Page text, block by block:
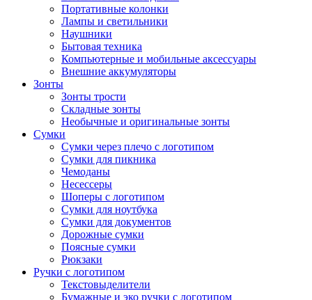
Портативные колонки
Лампы и светильники
Наушники
Бытовая техника
Компьютерные и мобильные аксессуары
Внешние аккумуляторы
Зонты
Зонты трости
Складные зонты
Необычные и оригинальные зонты
Сумки
Сумки через плечо с логотипом
Сумки для пикника
Чемоданы
Несессеры
Шоперы с логотипом
Сумки для ноутбука
Сумки для документов
Дорожные сумки
Поясные сумки
Рюкзаки
Ручки с логотипом
Текстовыделители
Бумажные и эко ручки с логотипом